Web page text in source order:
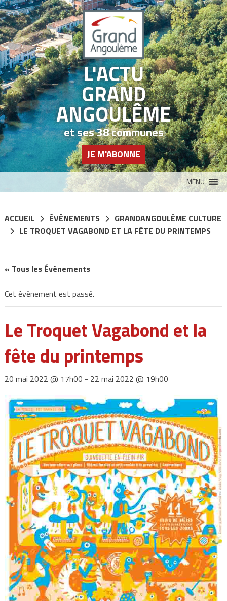
L'ACTU
GRAND
ANGOULÊME
et ses 38 communes
JE M'ABONNE
MENU
ACCUEIL ÉVÈNEMENTS
GRANDANGOULÊME CULTURE
LE TROQUET VAGABOND ET LA FÊTE DU PRINTEMPS
« Tous les Évènements
Cet évènement est passé.
Le Troquet Vagabond et la
fête du printemps
20 mai 2022 @ 17h00 - 22 mai 2022 @ 19h00
Panneau de gestion des cookies